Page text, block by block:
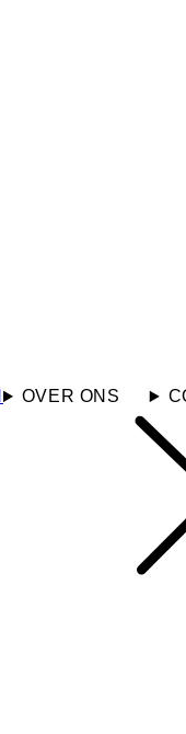
OVER ONS